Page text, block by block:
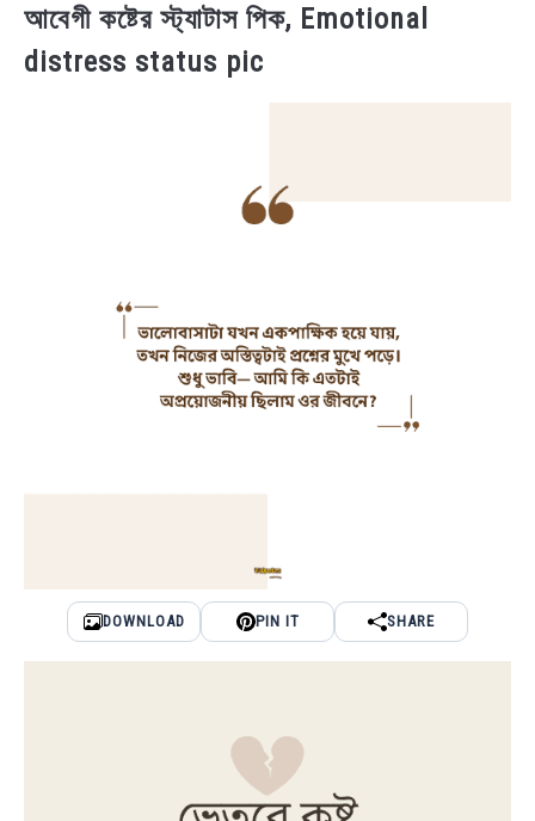
আবেগী কষ্টের স্ট্যাটাস পিক, Emotional
distress status pic
DOWNLOAD PIN IT SHARE